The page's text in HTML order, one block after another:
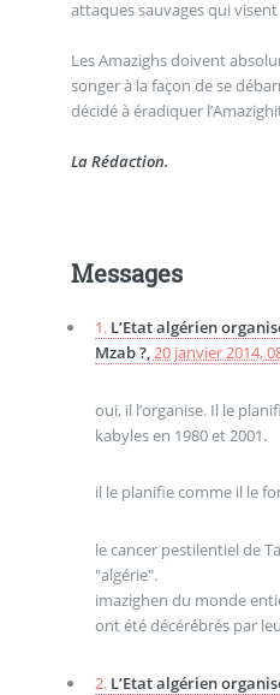
attaques sauvages qui
Les Amazighs doivent
songer à la façon de se
décidé à éradiquer
La Rédaction.
Messages
1. L’Etat algérien
Mzab ?,20 janvier 2014,
oui, il l’organise. Il le
kabyles en 1980 et 2001.
il le planifie comme il le
le cancer pestilentiel de
"algérie".
imazighen du monde
ont été décérébrés par
2. L’Etat algérien